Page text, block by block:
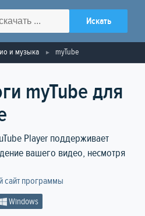
и музыка myTube
myTube для
Player поддерживает
вашего видео, несмотря
программы
Windows